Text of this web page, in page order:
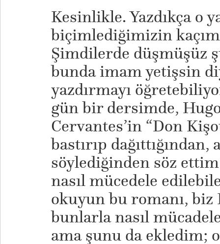
Kesinlikle. Yazdıkça o
biçimlediğimizin
Şimdilerde düşmüşüz
bunda imam yetişsin
yazdırmayı
gün bir dersimde,
Cervantes’in “Don
bastırıp dağıttığından,
söylediğinden söz
nasıl mücedele
okuyun bu romanı, biz
bunlarla nasıl
ama şunu da ekledim;